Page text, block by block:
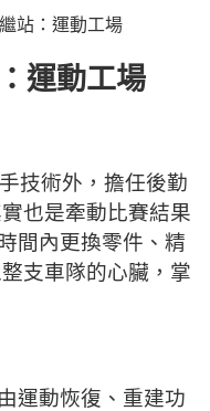
站：運動工場
運動工場
技術外，擔任後勤
實也是牽動比賽結果
間內更換零件、精
支車隊的心臟，掌
運動恢復、重建功